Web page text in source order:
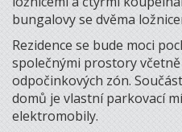
bungalovy se dvěma
Rezidence se bude moci
společnými prostory
odpočinkových zón.
domů je vlastní parkovací
elektromobily.